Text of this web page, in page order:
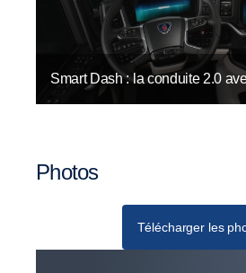
Smart Dash : la conduite 2.0
Photos
Télécharger les